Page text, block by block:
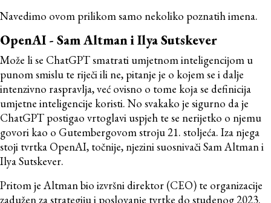
Navedimo ovom prilikom samo nekoliko poznatih imena.
OpenAI - Sam Altman i Ilya Sutskever
Može li se ChatGPT smatrati umjetnom inteligencijom u
punom smislu te riječi ili ne, pitanje je o kojem se i dalje
intenzivno raspravlja, već ovisno o tome koja se definicija
umjetne inteligencije koristi. No svakako je sigurno da je
ChatGPT postigao vrtoglavi uspjeh te se nerijetko o njemu
govori kao o Gutembergovom stroju 21. stoljeća. Iza njega
stoji tvrtka OpenAI, točnije, njezini suosnivači Sam Altman i
Ilya Sutskever.
Pritom je Altman bio izvršni direktor (CEO) te organizacije
zadužen za strategiju i poslovanje tvrtke do studenog 2023.